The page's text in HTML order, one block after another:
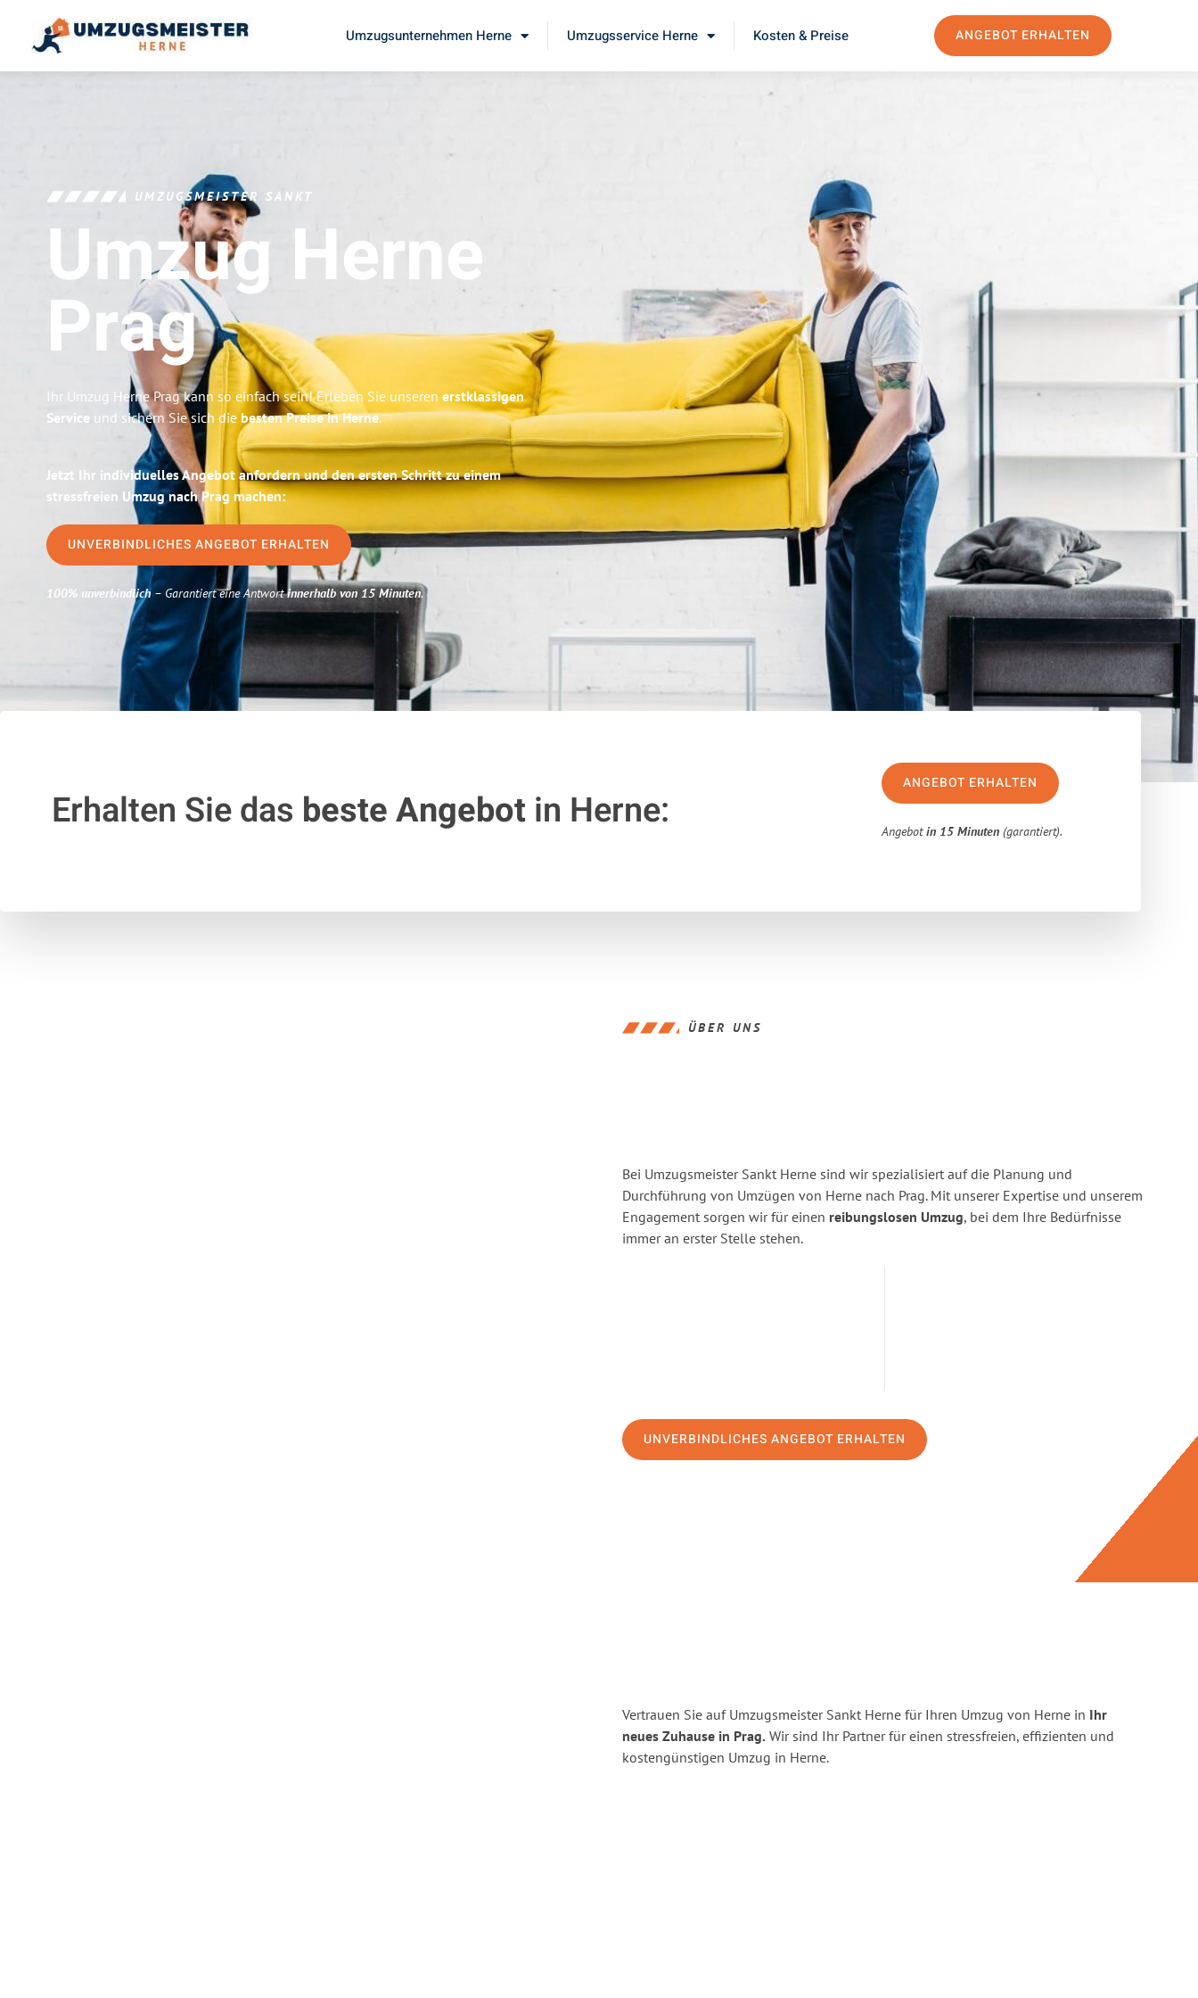
Umzugsunternehmen Herne Umzugsservice Herne Kosten & Preise ANGEBOT ERHALTEN
UMZUGSMEISTER SANKT
Umzug Herne
Prag
Ihr Umzug Herne Prag kann so einfach sein! Erleben Sie unseren erstklassigen
Service und sichern Sie sich die besten Preise in Herne.
Jetzt Ihr individuelles Angebot anfordern und den ersten Schritt zu einem
stressfreien Umzug nach Prag machen:
UNVERBINDLICHES ANGEBOT ERHALTEN
100% unverbindlich– Garantiert eine Antwortinnerhalb von 15 Minuten.
Erhalten Sie das beste Angebotin Herne:
ANGEBOT ERHALTEN
Angebotin 15 Minuten (garantiert).
ÜBER UNS
Bei Umzugsmeister Sankt Herne sind wir spezialisiert auf die Planung und
Durchführung von Umzügen von Herne nach Prag. Mit unserer Expertise und unserem
Engagement sorgen wir für einen reibungslosen Umzug, bei dem Ihre Bedürfnisse
immer an erster Stelle stehen.
UNVERBINDLICHES ANGEBOT ERHALTEN
Vertrauen Sie auf Umzugsmeister Sankt Herne für Ihren Umzug von Herne in Ihr
neues Zuhause in Prag. Wir sind Ihr Partner für einen stressfreien, effizienten und
kostengünstigen Umzug in Herne.